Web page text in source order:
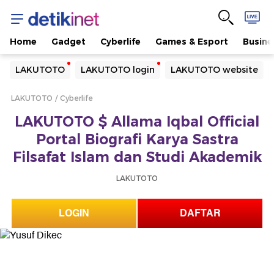
Home Gadget Cyberlife Games & Esport
LAKUTOTO LAKUTOTO login LAKUTOTO website
Yang sedang ramai dicari
Loading...
Loading...
LAKUTOTO Cyberlife
LAKUTOTO $ Allama Iqbal Official
Portal Biografi Karya Sastra
Filsafat Islam dan Studi Akademik
LAKUTOTO
LOGIN DAFTAR